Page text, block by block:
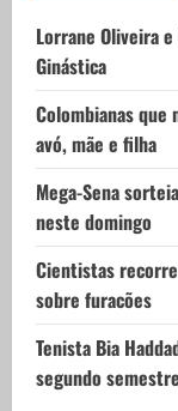
t
i
o
n
Lorrane Oliveira
Ginástica
Colombianas
avó, mãe e filha
Mega-Sena
neste domingo
Cientistas
sobre furacões
Tenista Bia
segundo semestre